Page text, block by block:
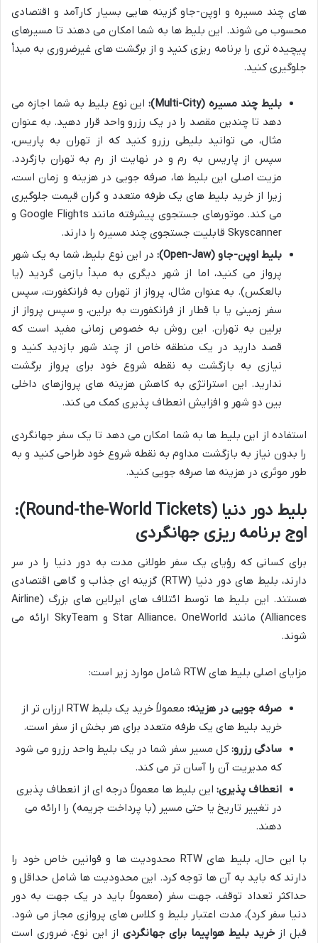
های چند مسیره و اوپن-جاو گزینه هایی بسیار کارآمد و اقتصادی
محسوب می شوند. این بلیط ها به شما امکان می دهند تا مسیرهای
پیچیده تری را برنامه ریزی کنید و از برگشت های غیرضروری به مبدأ
جلوگیری کنید.
بلیط چند مسیره (Multi-City):
این نوع بلیط به شما اجازه می
دهد تا چندین مقصد را در یک رزرو واحد قرار دهید. به عنوان
مثال، می توانید بلیطی رزرو کنید که از تهران به پاریس،
سپس از پاریس به رم و در نهایت از رم به تهران بازگردد.
مزیت اصلی این بلیط ها، صرفه جویی در هزینه و زمان است،
زیرا از خرید بلیط های یک طرفه متعدد و گران قیمت جلوگیری
می کند. موتورهای جستجوی پیشرفته مانند Google Flights و
Skyscanner قابلیت جستجوی چند مسیره را دارند.
بلیط اوپن-جاو (Open-Jaw):
در این نوع بلیط، شما به یک شهر
پرواز می کنید، اما از شهر دیگری به مبدأ بازمی گردید (یا
بالعکس). به عنوان مثال، پرواز از تهران به فرانکفورت، سپس
سفر زمینی یا با قطار از فرانکفورت به برلین، و سپس پرواز از
برلین به تهران. این روش به خصوص زمانی مفید است که
قصد دارید در یک منطقه خاص از چند شهر بازدید کنید و
نیازی به بازگشت به نقطه شروع خود برای پرواز برگشت
ندارید. این استراتژی به کاهش هزینه های پروازهای داخلی
بین دو شهر و افزایش انعطاف پذیری کمک می کند.
استفاده از این بلیط ها به شما امکان می دهد تا یک سفر جهانگردی
را بدون نیاز به بازگشت مداوم به نقطه شروع خود طراحی کنید و به
طور موثری در هزینه ها صرفه جویی کنید.
بلیط دور دنیا (Round-the-World Tickets):
اوج برنامه ریزی جهانگردی
برای کسانی که رؤیای یک سفر طولانی مدت به دور دنیا را در سر
دارند، بلیط های دور دنیا (RTW) گزینه ای جذاب و گاهی اقتصادی
هستند. این بلیط ها توسط ائتلاف های ایرلاین های بزرگ (Airline
Alliances) مانند Star Alliance، OneWorld و SkyTeam ارائه می
شوند.
مزایای اصلی بلیط های RTW شامل موارد زیر است:
صرفه جویی در هزینه:
معمولاً خرید یک بلیط RTW ارزان تر از
خرید بلیط های یک طرفه متعدد برای هر بخش از سفر است.
سادگی رزرو: کل مسیر سفر شما در یک بلیط واحد رزرو می شود
که مدیریت آن را آسان تر می کند.
انعطاف پذیری: این بلیط ها معمولاً درجه ای از انعطاف پذیری
در تغییر تاریخ یا حتی مسیر (با پرداخت جریمه) را ارائه می
دهند.
با این حال، بلیط های RTW محدودیت ها و قوانین خاص خود را
دارند که باید به آن ها توجه کرد. این محدودیت ها شامل حداقل و
حداکثر تعداد توقف، جهت سفر (معمولاً باید در یک جهت به دور
دنیا سفر کرد)، مدت اعتبار بلیط و کلاس های پروازی مجاز می شود.
قبل ازخرید بلیط هواپیما برای جهانگردی از این نوع، ضروری است